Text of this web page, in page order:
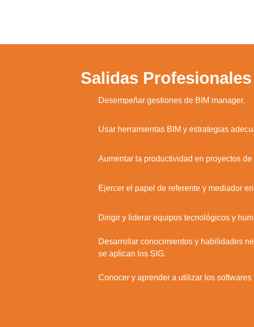
Salidas Profesionales
Desempeñar gestiones de BIM manager.
Usar herramientas BIM y estrategias
Aumentar la productividad en proyectos
Ejercer el papel de referente y mediador
Dirigir y liderar equipos tecnológicos y
Desarrollar conocimientos y habilidades
se aplican los SIG.
Conocer y aprender a utilizar los